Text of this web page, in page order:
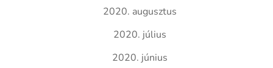
2020. augusztus
2020. július
2020. június